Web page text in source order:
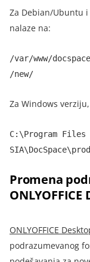
Za Debian/Ubuntu
nalaze na:
/var/www/
/new/
Za Windows
C:\Program Files
Promena
ONLYOFFICE
podrazumevanog